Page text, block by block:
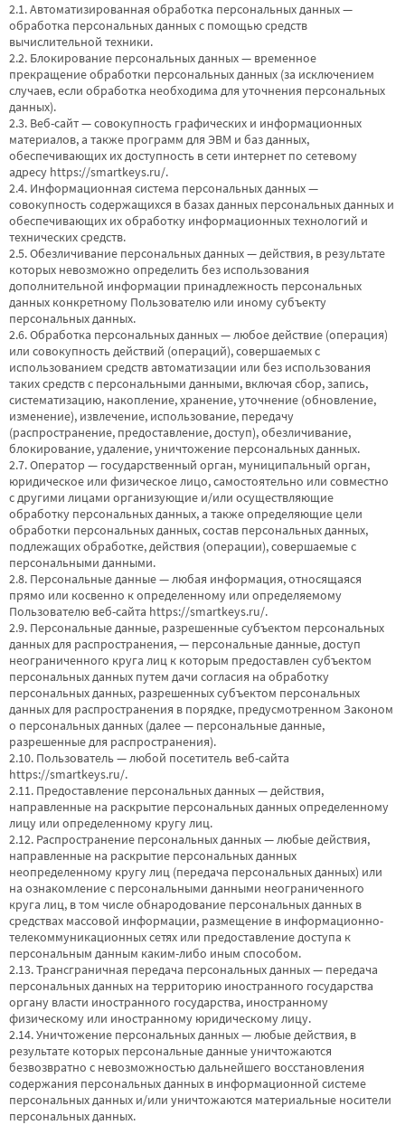
2.1. Автоматизированная обработка персональных данных —
обработка персональных данных с помощью средств
вычислительной техники.
2.2. Блокирование персональных данных — временное
прекращение обработки персональных данных (за исключением
случаев, если обработка необходима для уточнения персональных
данных).
2.3. Веб-сайт — совокупность графических и информационных
материалов, а также программ для ЭВМ и баз данных,
обеспечивающих их доступность в сети интернет по сетевому
адресу https://smartkeys.ru/.
2.4. Информационная система персональных данных —
совокупность содержащихся в базах данных персональных данных и
обеспечивающих их обработку информационных технологий и
технических средств.
2.5. Обезличивание персональных данных — действия, в результате
которых невозможно определить без использования
дополнительной информации принадлежность персональных
данных конкретному Пользователю или иному субъекту
персональных данных.
2.6. Обработка персональных данных — любое действие (операция)
или совокупность действий (операций), совершаемых с
использованием средств автоматизации или без использования
таких средств с персональными данными, включая сбор, запись,
систематизацию, накопление, хранение, уточнение (обновление,
изменение), извлечение, использование, передачу
(распространение, предоставление, доступ), обезличивание,
блокирование, удаление, уничтожение персональных данных.
2.7. Оператор — государственный орган, муниципальный орган,
юридическое или физическое лицо, самостоятельно или совместно
с другими лицами организующие и/или осуществляющие
обработку персональных данных, а также определяющие цели
обработки персональных данных, состав персональных данных,
подлежащих обработке, действия (операции), совершаемые с
персональными данными.
2.8. Персональные данные — любая информация, относящаяся
прямо или косвенно к определенному или определяемому
Пользователю веб-сайта https://smartkeys.ru/.
2.9. Персональные данные, разрешенные субъектом персональных
данных для распространения, — персональные данные, доступ
неограниченного круга лиц к которым предоставлен субъектом
персональных данных путем дачи согласия на обработку
персональных данных, разрешенных субъектом персональных
данных для распространения в порядке, предусмотренном Законом
о персональных данных (далее — персональные данные,
разрешенные для распространения).
2.10. Пользователь — любой посетитель веб-сайта
https://smartkeys.ru/.
2.11. Предоставление персональных данных — действия,
направленные на раскрытие персональных данных определенному
лицу или определенному кругу лиц.
2.12. Распространение персональных данных — любые действия,
направленные на раскрытие персональных данных
неопределенному кругу лиц (передача персональных данных) или
на ознакомление с персональными данными неограниченного
круга лиц, в том числе обнародование персональных данных в
средствах массовой информации, размещение в информационно-
телекоммуникационных сетях или предоставление доступа к
персональным данным каким-либо иным способом.
2.13. Трансграничная передача персональных данных — передача
персональных данных на территорию иностранного государства
органу власти иностранного государства, иностранному
физическому или иностранному юридическому лицу.
2.14. Уничтожение персональных данных — любые действия, в
результате которых персональные данные уничтожаются
безвозвратно с невозможностью дальнейшего восстановления
содержания персональных данных в информационной системе
персональных данных и/или уничтожаются материальные носители
персональных данных.